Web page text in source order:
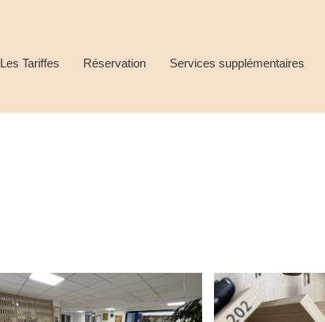
Les Tariffes Réservation Services supplémentaires